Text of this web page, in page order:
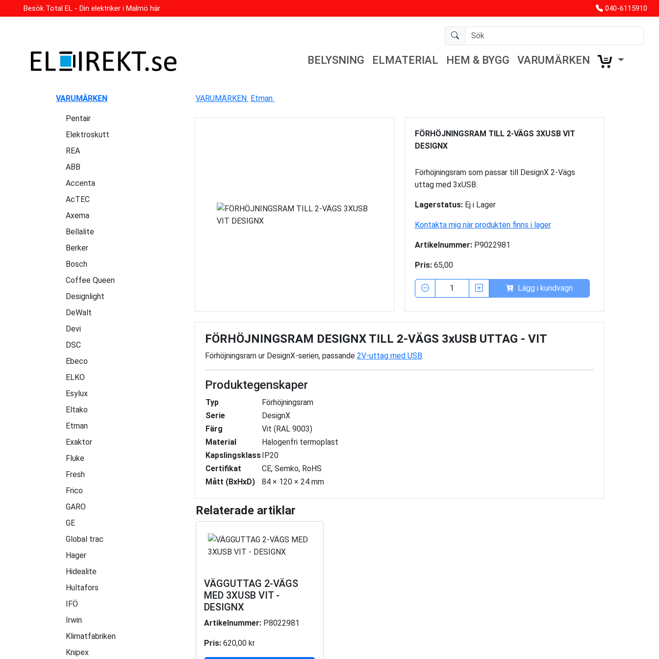
Besök Total EL - Din elektriker i Malmö här 040-6115910
BELYSNING ELMATERIAL HEM & BYGG VARUMÄRKEN
VARUMÄRKEN
Pentair
Elektroskutt
REA
ABB
Accenta
AcTEC
Axema
Bellalite
Berker
Bosch
Coffee Queen
Designlight
DeWalt
Devi
DSC
Ebeco
ELKO
Esylux
Eltako
Etman
Exaktor
Fluke
Fresh
Frico
GARO
GE
Global trac
Hager
Hidealite
Hultafors
IFÖ
Irwin
Klimatfabriken
Knipex
VARUMÄRKEN Etman
FÖRHÖJNINGSRAM TILL 2-VÄGS 3XUSB VIT
DESIGNX
Förhöjningsram som passar till DesignX 2-Vägs
uttag med 3xUSB.
Lagerstatus:Ej i Lager
Kontakta mig när produkten finns i lager
Artikelnummer:P9022981
Pris:65,00
Lägg i kundvagn
FÖRHÖJNINGSRAM DESIGNX TILL 2-VÄGS 3xUSB UTTAG - VIT
Förhöjningsram ur DesignX-serien, passande 2V-uttag med USB.
Produktegenskaper
Typ
Förhöjningsram
Serie
DesignX
Färg
Vit (RAL 9003)
Material
Halogenfri termoplast
KapslingsklassIP20
Certifikat
CE, Semko, RoHS
Mått (BxHxD)
84 × 120 × 24 mm
Relaterade artiklar
VÄGGUTTAG 2-VÄGS
MED 3XUSB VIT -
DESIGNX
Artikelnummer: P8022981
Pris: 620,00 kr